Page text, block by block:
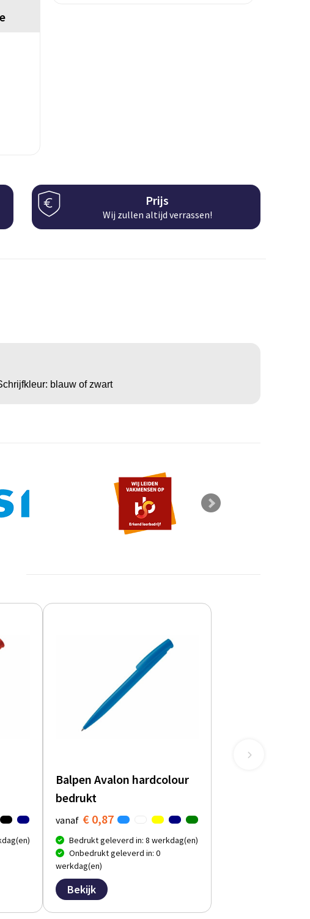
Prijs
Wij zullen altijd verrassen!
blauw of zwart
Balpen Avalon hardcolour
bedrukt
vanaf € 0,87
Bedrukt geleverd in: 8 werkdag(en)
Onbedrukt geleverd in: 0
werkdag(en)
Bekijk